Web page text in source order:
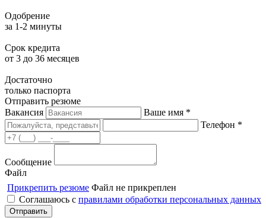
Одобрение
за 1-2 минуты
Срок кредита
от 3 до 36 месяцев
Достаточно
только паспорта
Отправить резюме
Вакансия
Ваше имя *
Телефон *
Сообщение
Файл
Прикрепить резюме Файл не прикреплен
Соглашаюсь с правилами обработки персональных данных